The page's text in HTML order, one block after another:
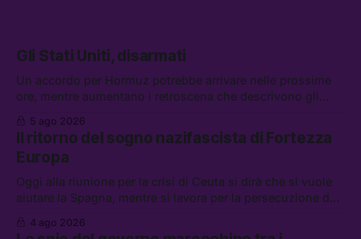
Gli Stati Uniti, disarmati
Un accordo per Hormuz potrebbe arrivare nelle prossime
ore, mentre aumentano i retroscena che descrivono gli
chi aspetta i dispersi di Ceuta, il boom dei carburanti
diluiti, e quanti attivisti anti data center sono stati arrestati
5 ago 2026
Il ritorno del sogno nazifascista di Fortezza
Europa
Oggi alla riunione per la crisi di Ceuta si dirà che si vuole
aiutare la Spagna, mentre si lavora per la persecuzione dei
spontanei a Gaza, un giovane di 19 anni è morto sotto il
4 ago 2026